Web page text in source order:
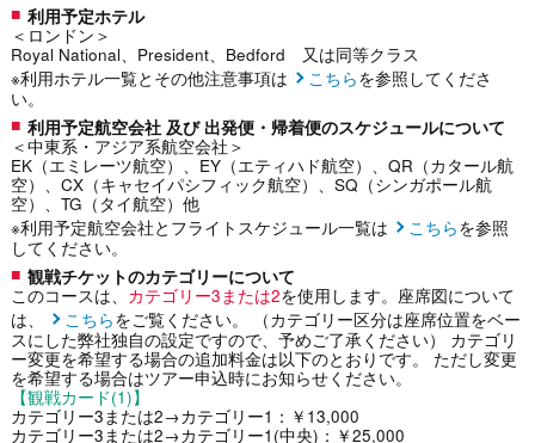
利用予定ホテル
＜ロンドン＞
Royal National、President、Bedford 又は同等クラス
※利用ホテル一覧とその他注意事項は
こちらを参照してくださ
い。
利用予定航空会社 及び 出発便・帰着便のスケジュールについて
＜中東系・アジア系航空会社＞
EK（エミレーツ航空）、EY（エティハド航空）、QR（カタール航
空）、CX（キャセイパシフィック航空）、SQ（シンガポール航
空）、TG（タイ航空）他
※利用予定航空会社とフライトスケジュール一覧は
こちらを参照
してください。
観戦チケットのカテゴリーについて
このコースは、 カテゴリー3または2を使用します。座席図について
は、
こちらをご覧ください。 （カテゴリー区分は座席位置をベー
スにした弊社独自の設定ですので、予めご了承ください） カテゴリ
ー変更を希望する場合の追加料金は以下のとおりです。 ただし変更
を希望する場合はツアー申込時にお知らせください。
【観戦カード(1)】
カテゴリー3または2→カテゴリー1：￥13,000
カテゴリー3または2→カテゴリー1(中央)：￥25,000